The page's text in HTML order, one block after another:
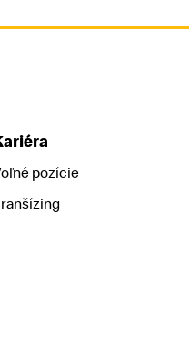
pozície